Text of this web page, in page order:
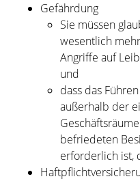
Gefährdung
Sie müssen
wesentlich
Angriffe auf
und
dass das
außerhalb der
befriedeten
erforderlich ist,